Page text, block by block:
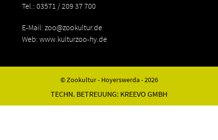
Tel.: 03571 / 209 37 700
E-Mail: zoo@zookultur.de
Web: www.kulturzoo-hy.de
© Zookultur - Hoyerswerda - 2026
TECHN. BETREUUNG: KREEVO GMBH